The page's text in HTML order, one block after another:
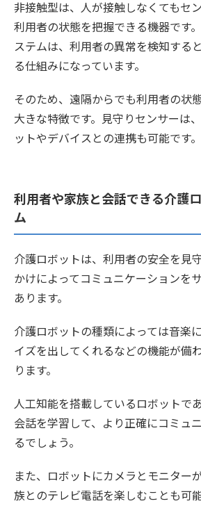
非接触型は、人が接触しなくてもセ
利用者の状態を把握できる機器です
ステムは、利用者の異常を検知する
る仕組みになっています。
そのため、遠隔からでも利用者の状
大きな特徴です。見守りセンサーは
ットやデバイスとの連携も可能です。
利用者や家族と会話できる介護
ム
介護ロボットは、利用者の安全を見
かけによってコミュニケーションを
あります。
介護ロボットの種類によっては音楽
イズを出してくれるなどの機能が備
ります。
人工知能を搭載しているロボットで
会話を学習して、より正確にコミュ
るでしょう。
また、ロボットにカメラとモニター
族とのテレビ電話を楽しむことも可能